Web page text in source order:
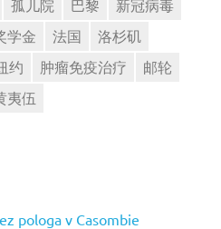
孤儿院 巴黎
新冠病毒
学金 法国
洛杉矶
约 肿瘤免疫治疗
邮轮
夷伍
pologa v Casombie